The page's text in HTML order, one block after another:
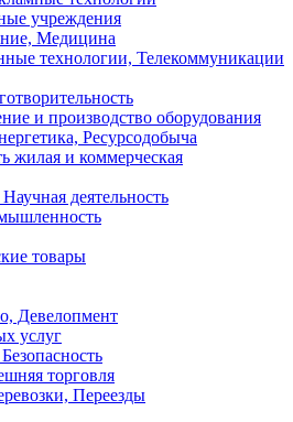
учреждения
Медицина
технологии, Телекоммуникации
и производство оборудования
Ресурсодобыча
жилая и коммерческая
деятельность
товары
Девелопмент
услуг
торговля
Переезды